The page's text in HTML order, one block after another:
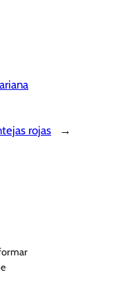
rojas →